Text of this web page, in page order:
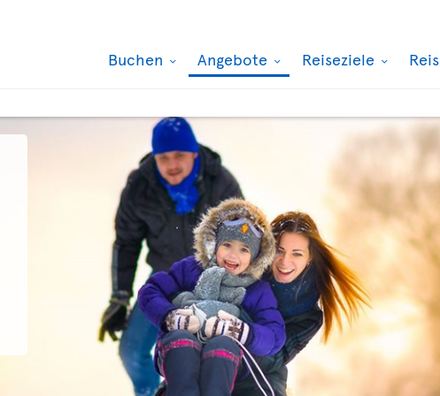
Buchen Angebote Reiseziele